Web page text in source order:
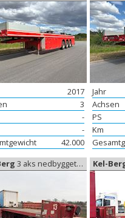
2017
3
-
-
42.000
Jahr
Achsen
PS
Km
3 aks nedbygget trailer, Niedriggebauteanhänger Kel-